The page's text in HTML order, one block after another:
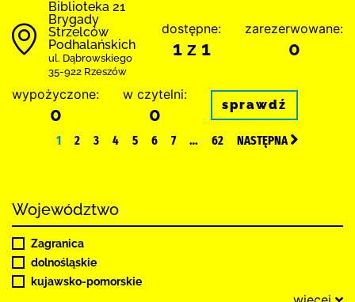
Biblioteka 21
Brygady
Strzelców
Podhalańskich
ul. Dąbrowskiego
35-922 Rzeszów
dostępne:
1 z 1
zarezerwowane:
0
wypożyczone:
0
w czytelni:
0 sprawdź
1 2 3 4 5 6 7 … 62 NASTĘPNA
Województwo
Zagranica
dolnośląskie
kujawsko-pomorskie